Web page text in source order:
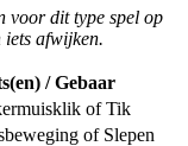
voor dit type spel op
afwijken.
/ Gebaar
of Tik
of Slepen